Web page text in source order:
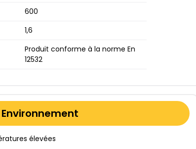
600​
1​,6​
Produit conforme à la norme En
12532
Environnement
élevées